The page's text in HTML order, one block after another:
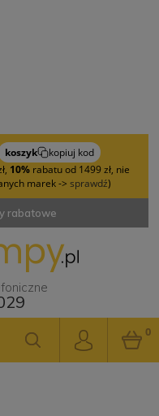
koszyk
kopiuj kod
10% rabatu od 1499 zł, nie
marek -> sprawdź)
modeli lamp
0